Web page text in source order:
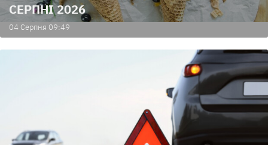
СЕРПНІ 2026
04 Серпня 09:49